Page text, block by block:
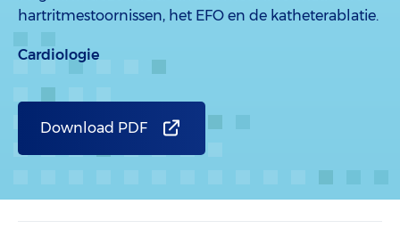
hartritmestoornissen, het EFO en de katheterablatie.
Cardiologie
Download PDF